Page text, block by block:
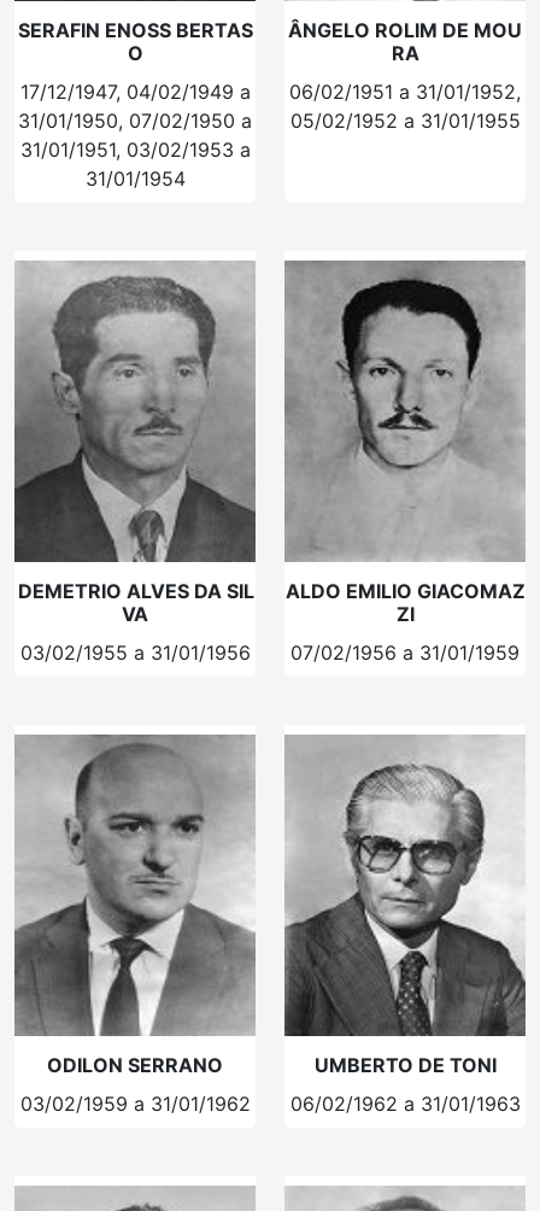
SERAFIN ENOSS BERTAS
O
17/12/1947, 04/02/1949 a
31/01/1950, 07/02/1950 a
31/01/1951, 03/02/1953 a
31/01/1954
ÂNGELO ROLIM DE MOU
RA
06/02/1951 a 31/01/1952,
05/02/1952 a 31/01/1955
DEMETRIO ALVES DA SIL
VA
03/02/1955 a 31/01/1956
ALDO EMILIO GIACOMAZ
ZI
07/02/1956 a 31/01/1959
ODILON SERRANO
03/02/1959 a 31/01/1962
UMBERTO DE TONI
06/02/1962 a 31/01/1963